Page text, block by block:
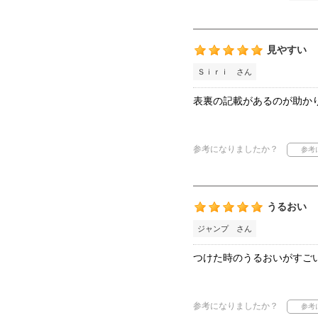
見やすい
Ｓｉｒｉ さん
表裏の記載があるのが助か
参考になりましたか？
うるおい
ジャンプ さん
つけた時のうるおいがすご
参考になりましたか？